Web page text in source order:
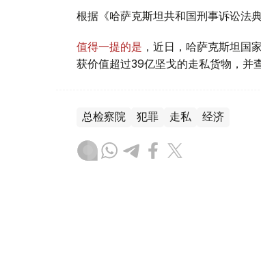
根据《哈萨克斯坦共和国刑事诉讼法
值得一提的是 ，近日，哈萨克斯坦国
获价值超过39亿坚戈的走私货物，并
总检察院 犯罪 走私 经济